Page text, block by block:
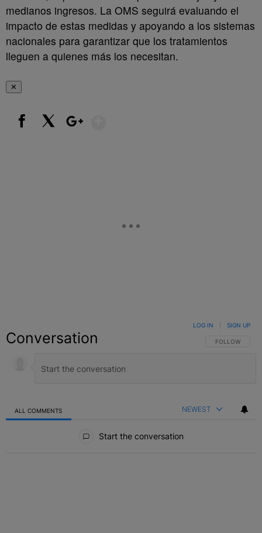
medianos ingresos. La OMS seguirá evaluando el
impacto de estas medidas y apoyando a los sistemas
nacionales para garantizar que los tratamientos
lleguen a quienes más los necesitan.
✕
Conversation FOLLOW THIS
FOLLOW
LOG IN SIGN UP
ALL COMMENTS NEWEST
Start the conversation